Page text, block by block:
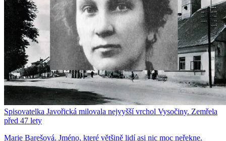
Spisovatelka Javořická milovala nejvyšší vrchol Vysočiny. Zemřela
před 47 lety
Marie Barešová. Jméno, které většině lidí asi nic moc neřekne.